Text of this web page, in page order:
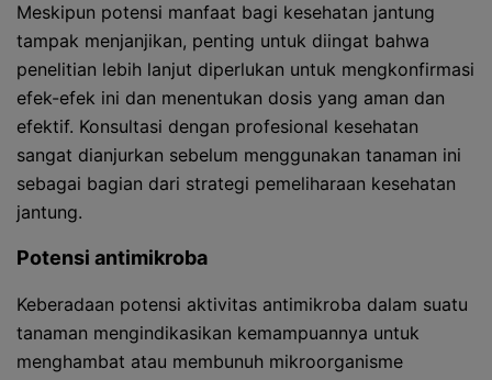
Meskipun potensi manfaat bagi kesehatan jantung
tampak menjanjikan, penting untuk diingat bahwa
penelitian lebih lanjut diperlukan untuk mengkonfirmasi
efek-efek ini dan menentukan dosis yang aman dan
efektif. Konsultasi dengan profesional kesehatan
sangat dianjurkan sebelum menggunakan tanaman ini
sebagai bagian dari strategi pemeliharaan kesehatan
jantung.
Potensi antimikroba
Keberadaan potensi aktivitas antimikroba dalam suatu
tanaman mengindikasikan kemampuannya untuk
menghambat atau membunuh mikroorganisme